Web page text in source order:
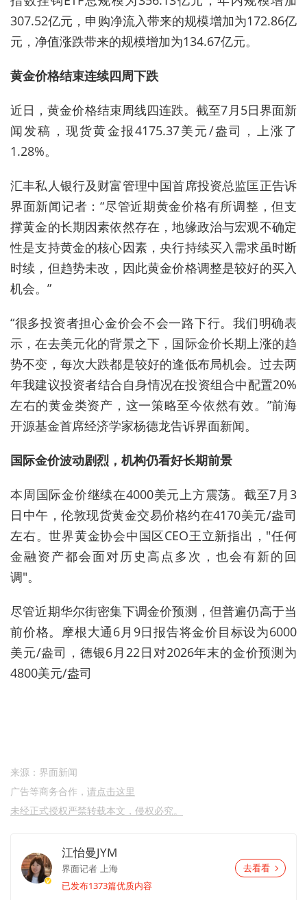
307.52亿元，申购净流入带来的规模增加为172.86亿
元，净值涨跌带来的规模增加为134.67亿元。
黄金价格结束连续四周下跌
近日，黄金价格结束周线四连跌。截至7月5日界面新
闻发稿，现货黄金报4175.37美元/盎司，上涨了
1.28%。
汇丰私人银行及财富管理中国首席投资总监匡正告诉
界面新闻记者：“尽管近期黄金价格有所调整，但支
撑黄金的长期因素依然存在，地缘政治与宏观不确定
性是支持黄金的核心因素，央行持续买入需求虽时断
时续，但趋势未改，因此黄金价格调整是较好的买入
机会。”
“很多投资者担心金价会不会一路下行。我们明确表
示，在去美元化的背景之下，国际金价长期上涨的趋
势不变，每次大跌都是较好的逢低布局机会。过去两
年我建议投资者结合自身情况在投资组合中配置20%
左右的黄金类资产，这一策略至今依然有效。”前海
开源基金首席经济学家杨德龙告诉界面新闻。
国际金价波动剧烈，机构仍看好长期前景
本周国际金价继续在4000美元上方震荡。截至7月3
日中午，伦敦现货黄金交易价格约在4170美元/盎司
左右。世界黄金协会中国区CEO王立新指出，"任何
金融资产都会面对历史高点多次，也会有新的回
调"。
尽管近期华尔街密集下调金价预测，但普遍仍高于当
前价格。摩根大通6月9日报告将金价目标设为6000
美元/盎司，德银6月22日对2026年末的金价预测为
4800美元/盎司
来源：界面新闻
广告等商务合作， 请点击这里
未经正式授权严禁转载本文，侵权必究。
江怡曼JYM
界面记者 上海
已发布1373篇优质内容
去看看